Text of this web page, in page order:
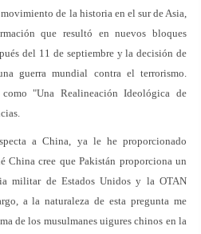
de la historia en el sur de Asia,
que resultó en nuevos bloques
del 11 de septiembre y la decisión de
guerra mundial contra el terrorismo.
"Una Realineación Ideológica de
a China, ya le he proporcionado
China cree que Pakistán proporciona un
militar de Estados Unidos y la OTAN
a la naturaleza de esta pregunta me
de los musulmanes uigures chinos en la